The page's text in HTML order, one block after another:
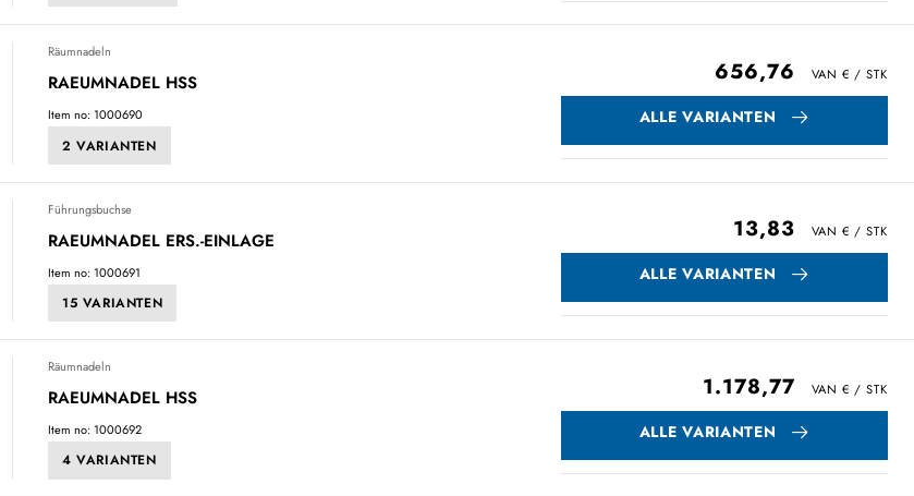
Räumnadeln
RAEUMNADEL HSS
Item no: 1000690
2 VARIANTEN
656,76
ALLE VARIANTEN
Führungsbuchse
RAEUMNADEL ERS.-EINLAGE
Item no: 1000691
15 VARIANTEN
13,83
ALLE VARIANTEN
Räumnadeln
RAEUMNADEL HSS
Item no: 1000692
4 VARIANTEN
1.178,77
ALLE VARIANTEN